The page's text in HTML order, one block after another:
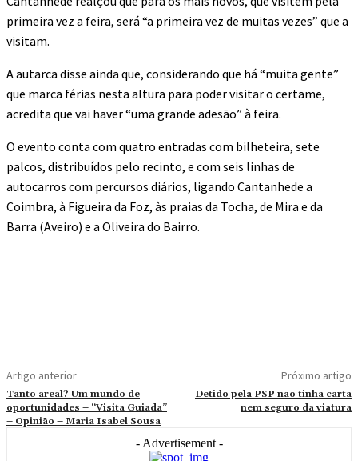
primeira vez a feira, será “a primeira vez de muitas vezes” que a
visitam.
A autarca disse ainda que, considerando que há “muita gente”
que marca férias nesta altura para poder visitar o certame,
acredita que vai haver “uma grande adesão” à feira.
O evento conta com quatro entradas com bilheteira, sete
palcos, distribuídos pelo recinto, e com seis linhas de
autocarros com percursos diários, ligando Cantanhede a
Coimbra, à Figueira da Foz, às praias da Tocha, de Mira e da
Barra (Aveiro) e a Oliveira do Bairro.
Artigo anterior
Tanto areal? Um mundo de
oportunidades – “Visita Guiada”
– Opinião – Maria Isabel Sousa
Próximo artigo
Detido pela PSP não tinha carta
nem seguro da viatura
- Advertisement -